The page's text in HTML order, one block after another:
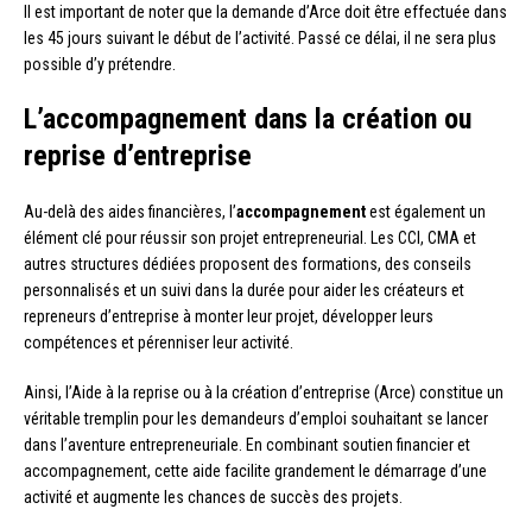
Il est important de noter que la demande d’Arce doit être effectuée dans
les 45 jours suivant le début de l’activité. Passé ce délai, il ne sera plus
possible d’y prétendre.
L’accompagnement dans la création ou
reprise d’entreprise
Au-delà des aides financières, l’accompagnementest également un
élément clé pour réussir son projet entrepreneurial. Les CCI, CMA et
autres structures dédiées proposent des formations, des conseils
personnalisés et un suivi dans la durée pour aider les créateurs et
repreneurs d’entreprise à monter leur projet, développer leurs
compétences et pérenniser leur activité.
Ainsi, l’Aide à la reprise ou à la création d’entreprise (Arce) constitue un
véritable tremplin pour les demandeurs d’emploi souhaitant se lancer
dans l’aventure entrepreneuriale. En combinant soutien financier et
accompagnement, cette aide facilite grandement le démarrage d’une
activité et augmente les chances de succès des projets.